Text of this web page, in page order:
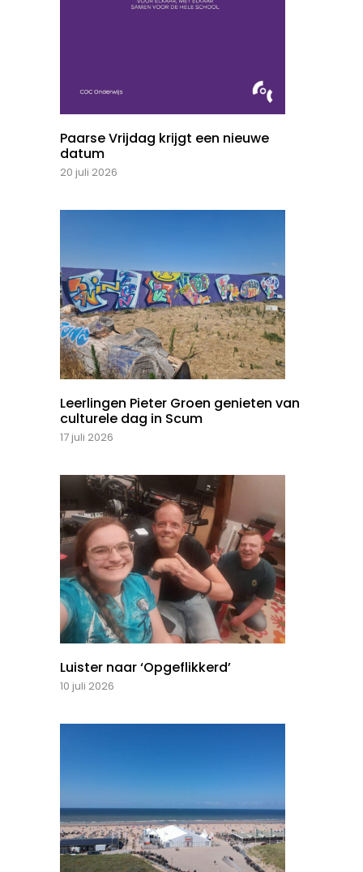
Paarse Vrijdag krijgt een nieuwe
datum
20 juli 2026
Leerlingen Pieter Groen genieten van
culturele dag in Scum
17 juli 2026
Luister naar ‘Opgeflikkerd’
10 juli 2026